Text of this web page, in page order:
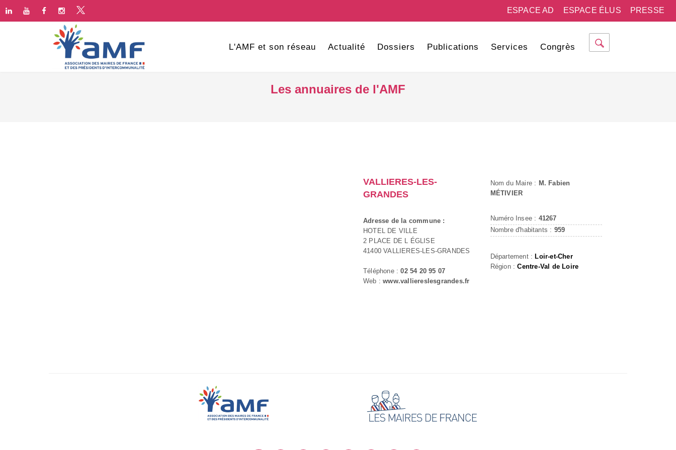
PRESSE
ESPACE ÉLUS
ESPACE AD
L'AMF et son réseau Actualité Dossiers Publications Services Congrès
Les annuaires de l'AMF
VALLIERES-LES-
GRANDES
Adresse de la commune :
HOTEL DE VILLE
2 PLACE DE L ÉGLISE
41400 VALLIERES-LES-GRANDES
Téléphone :02 54 20 95 07
Web :www.valliereslesgrandes.fr
Nom du Maire : M. Fabien
MÉTIVIER
Numéro Insee : 41267
Nombre d'habitants : 959
Département : Loir-et-Cher
Région :Centre-Val de Loire